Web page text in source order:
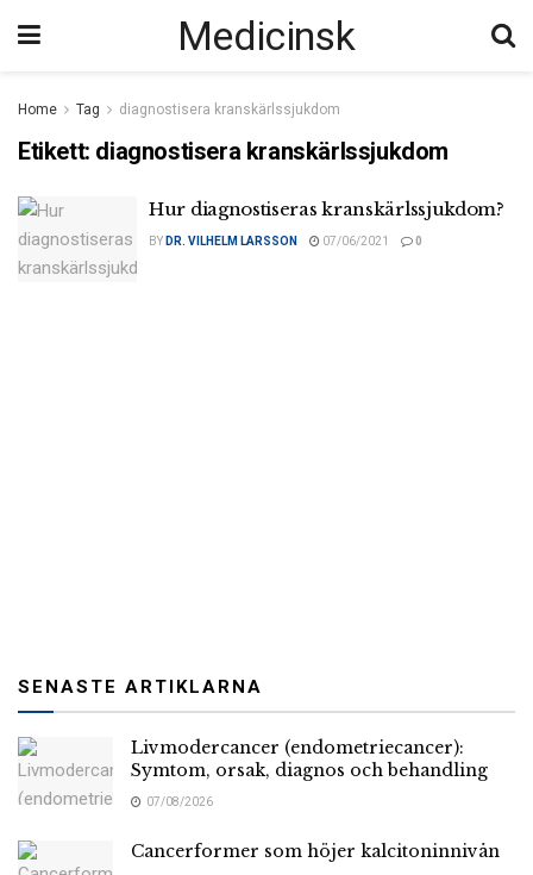
Medicinsk
Home Tag diagnostisera kranskärlssjukdom
Etikett: diagnostisera kranskärlssjukdom
Hur diagnostiseras kranskärlssjukdom?
BY DR. VILHELM LARSSON 07/06/2021 0
SENASTE ARTIKLARNA
Livmodercancer (endometriecancer):
Symtom, orsak, diagnos och behandling
07/08/2026
Cancerformer som höjer kalcitoninnivån